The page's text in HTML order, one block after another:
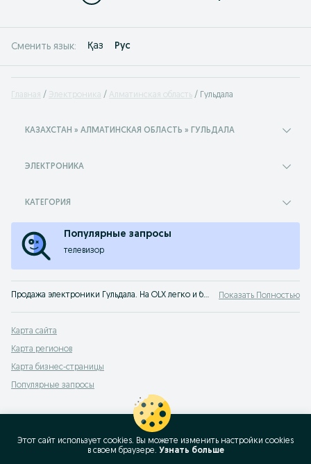
Сменить язык: Қаз Рус
Главная Электроника Алматинская область Гульдала
КАЗАХСТАН » АЛМАТИНСКАЯ ОБЛАСТЬ » ГУЛЬДАЛА
ЭЛЕКТРОНИКА
КАТЕГОРИЯ
Популярные запросы
телевизор
Продажа электроники Гульдала. На OLX легко и быстро можно купить все виды электроники новой или б/у. Покупай лучшую технику на OLX Гульдала! Показать Полностью
Карта сайта
Карта регионов
Карта бизнес-страницы
Популярные запросы
Этот сайт использует cookies. Вы можете изменить настройки cookies
в своeм браузере. Узнать больше